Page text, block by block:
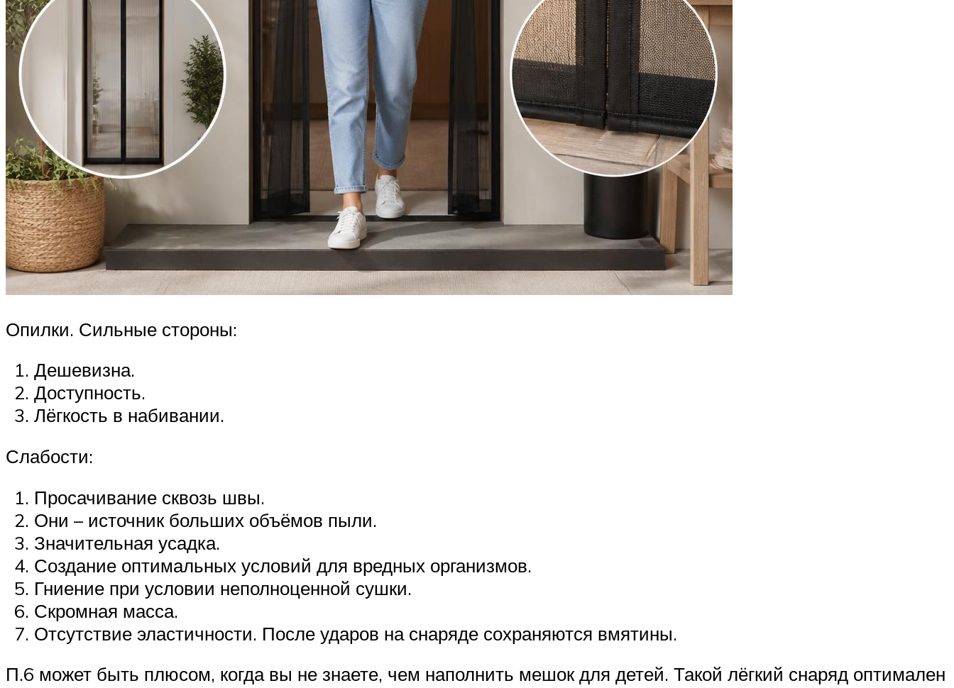
Опилки. Сильные стороны:
Дешевизна.
Доступность.
Лёгкость в набивании.
Слабости:
Просачивание сквозь швы.
Они – источник больших объёмов пыли.
Значительная усадка.
Создание оптимальных условий для вредных организмов.
Гниение при условии неполноценной сушки.
Скромная масса.
Отсутствие эластичности. После ударов на снаряде сохраняются вмятины.
П.6 может быть плюсом, когда вы не знаете, чем наполнить мешок для детей. Такой лёгкий снаряд оптимален